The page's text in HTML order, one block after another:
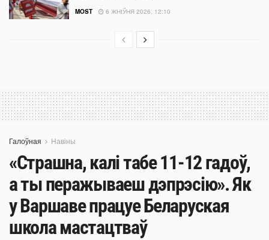
MOST 6 ЖНІЎНЯ 2026, 12:10
Галоўная Навіны
«Страшна, калі табе 11-12 гадоў,
а ты перажываеш дэпрэсію». Як
у Варшаве працуе Беларуская
школа мастацтваў